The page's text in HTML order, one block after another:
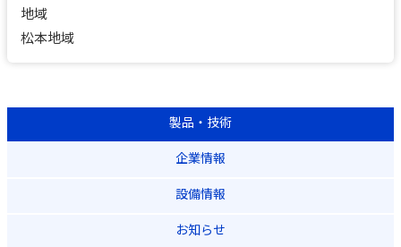
地域
松本地域
製品・技術
企業情報
設備情報
お知らせ